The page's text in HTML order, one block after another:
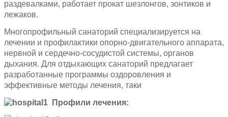
раздевалками, работает прокат шезлонгов, зонтиков и
лежаков.
Многопрофильный санаторий специализируется на
лечении и профилактики опорно-двигательного аппарата,
нервной и сердечно-сосудистой системы, органов
дыхания. Для отдыхающих санаторий предлагает
разработанные программы оздоровления и
эффективные методы лечения, таки
Профили лечения: